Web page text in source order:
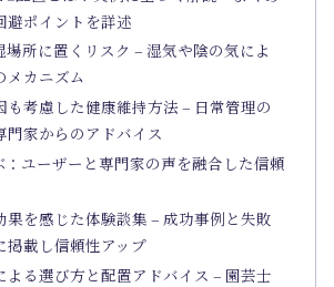
避ポイントを詳述
場所に置くリスク – 湿気や陰の気によ
メカニズム
も考慮した健康維持方法 – 日常管理の
門家からのアドバイス
ユーザーと専門家の声を融合した信頼
果を感じた体験談集 – 成功事例と失敗
掲載し信頼性アップ
よる選び方と配置アドバイス – 園芸士